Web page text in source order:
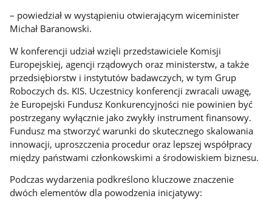
– powiedział w wystąpieniu otwierającym wiceminister
Michał Baranowski.
W konferencji udział wzięli przedstawiciele Komisji
Europejskiej, agencji rządowych oraz ministerstw, a także
przedsiębiorstw i instytutów badawczych, w tym Grup
Roboczych ds. KIS. Uczestnicy konferencji zwracali uwagę,
że Europejski Fundusz Konkurencyjności nie powinien być
postrzegany wyłącznie jako zwykły instrument finansowy.
Fundusz ma stworzyć warunki do skutecznego skalowania
innowacji, uproszczenia procedur oraz lepszej współpracy
między państwami członkowskimi a środowiskiem biznesu.
Podczas wydarzenia podkreślono kluczowe znaczenie
dwóch elementów dla powodzenia inicjatywy: